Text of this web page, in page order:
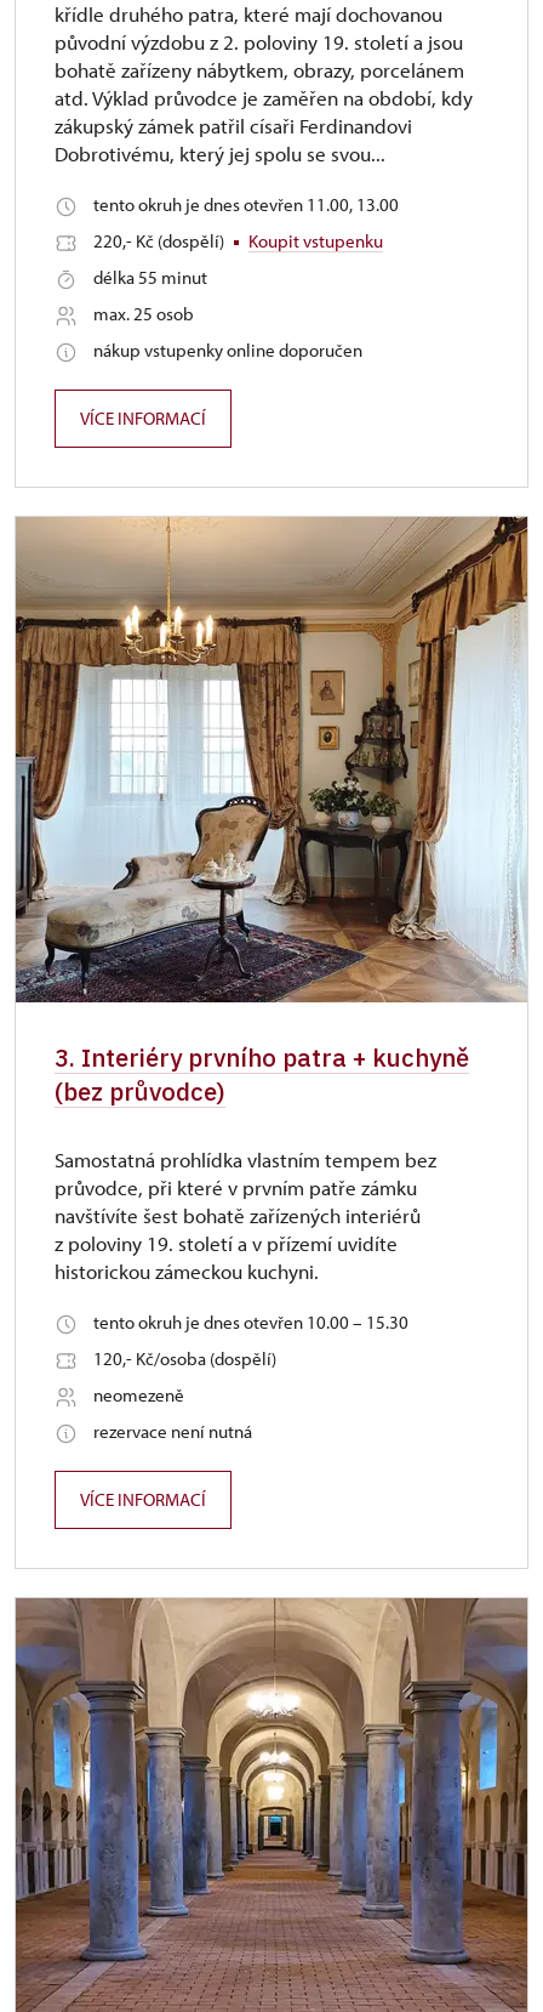
křídle druhého patra, které mají dochovanou
původní výzdobu z 2. poloviny 19. století a jsou
bohatě zařízeny nábytkem, obrazy, porcelánem
atd. Výklad průvodce je zaměřen na období, kdy
zákupský zámek patřil císaři Ferdinandovi
Dobrotivému, který jej spolu se svou...
tento okruh je dnes otevřen 11.00, 13.00
220,- Kč (dospělí)
Koupit vstupenku
délka 55 minut
max. 25 osob
nákup vstupenky online doporučen
VÍCE INFORMACÍ
3. Interiéry prvního patra + kuchyně
(bez průvodce)
Samostatná prohlídka vlastním tempem bez
průvodce, při které v prvním patře zámku
navštívíte šest bohatě zařízených interiérů
z poloviny 19. století a v přízemí uvidíte
historickou zámeckou kuchyni.
tento okruh je dnes otevřen 10.00 – 15.30
120,- Kč/osoba (dospělí)
neomezeně
rezervace není nutná
VÍCE INFORMACÍ